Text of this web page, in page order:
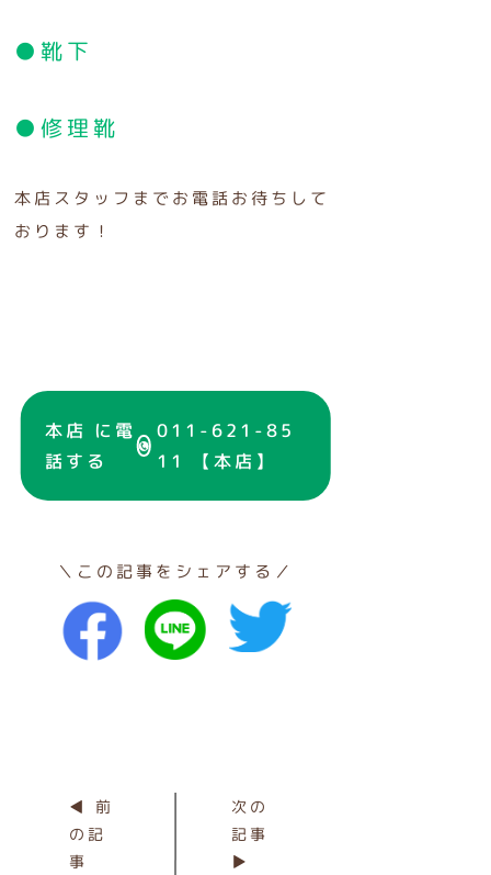
●靴下
●修理靴
本店スタッフまでお電話お待ちして
おります！
本店 に電
話する
011-621-85
11 【本店】
＼この記事をシェアする／
◀ 前
の記
事
次の
記事
▶